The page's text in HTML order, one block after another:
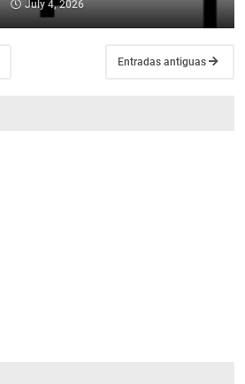
July 4, 2026
Entradas antiguas